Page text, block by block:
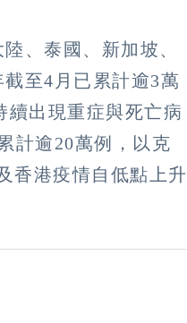
、泰國、新加坡、
至4月已累計逾3萬
續出現重症與死亡病
計逾20萬例，以克
香港疫情自低點上升